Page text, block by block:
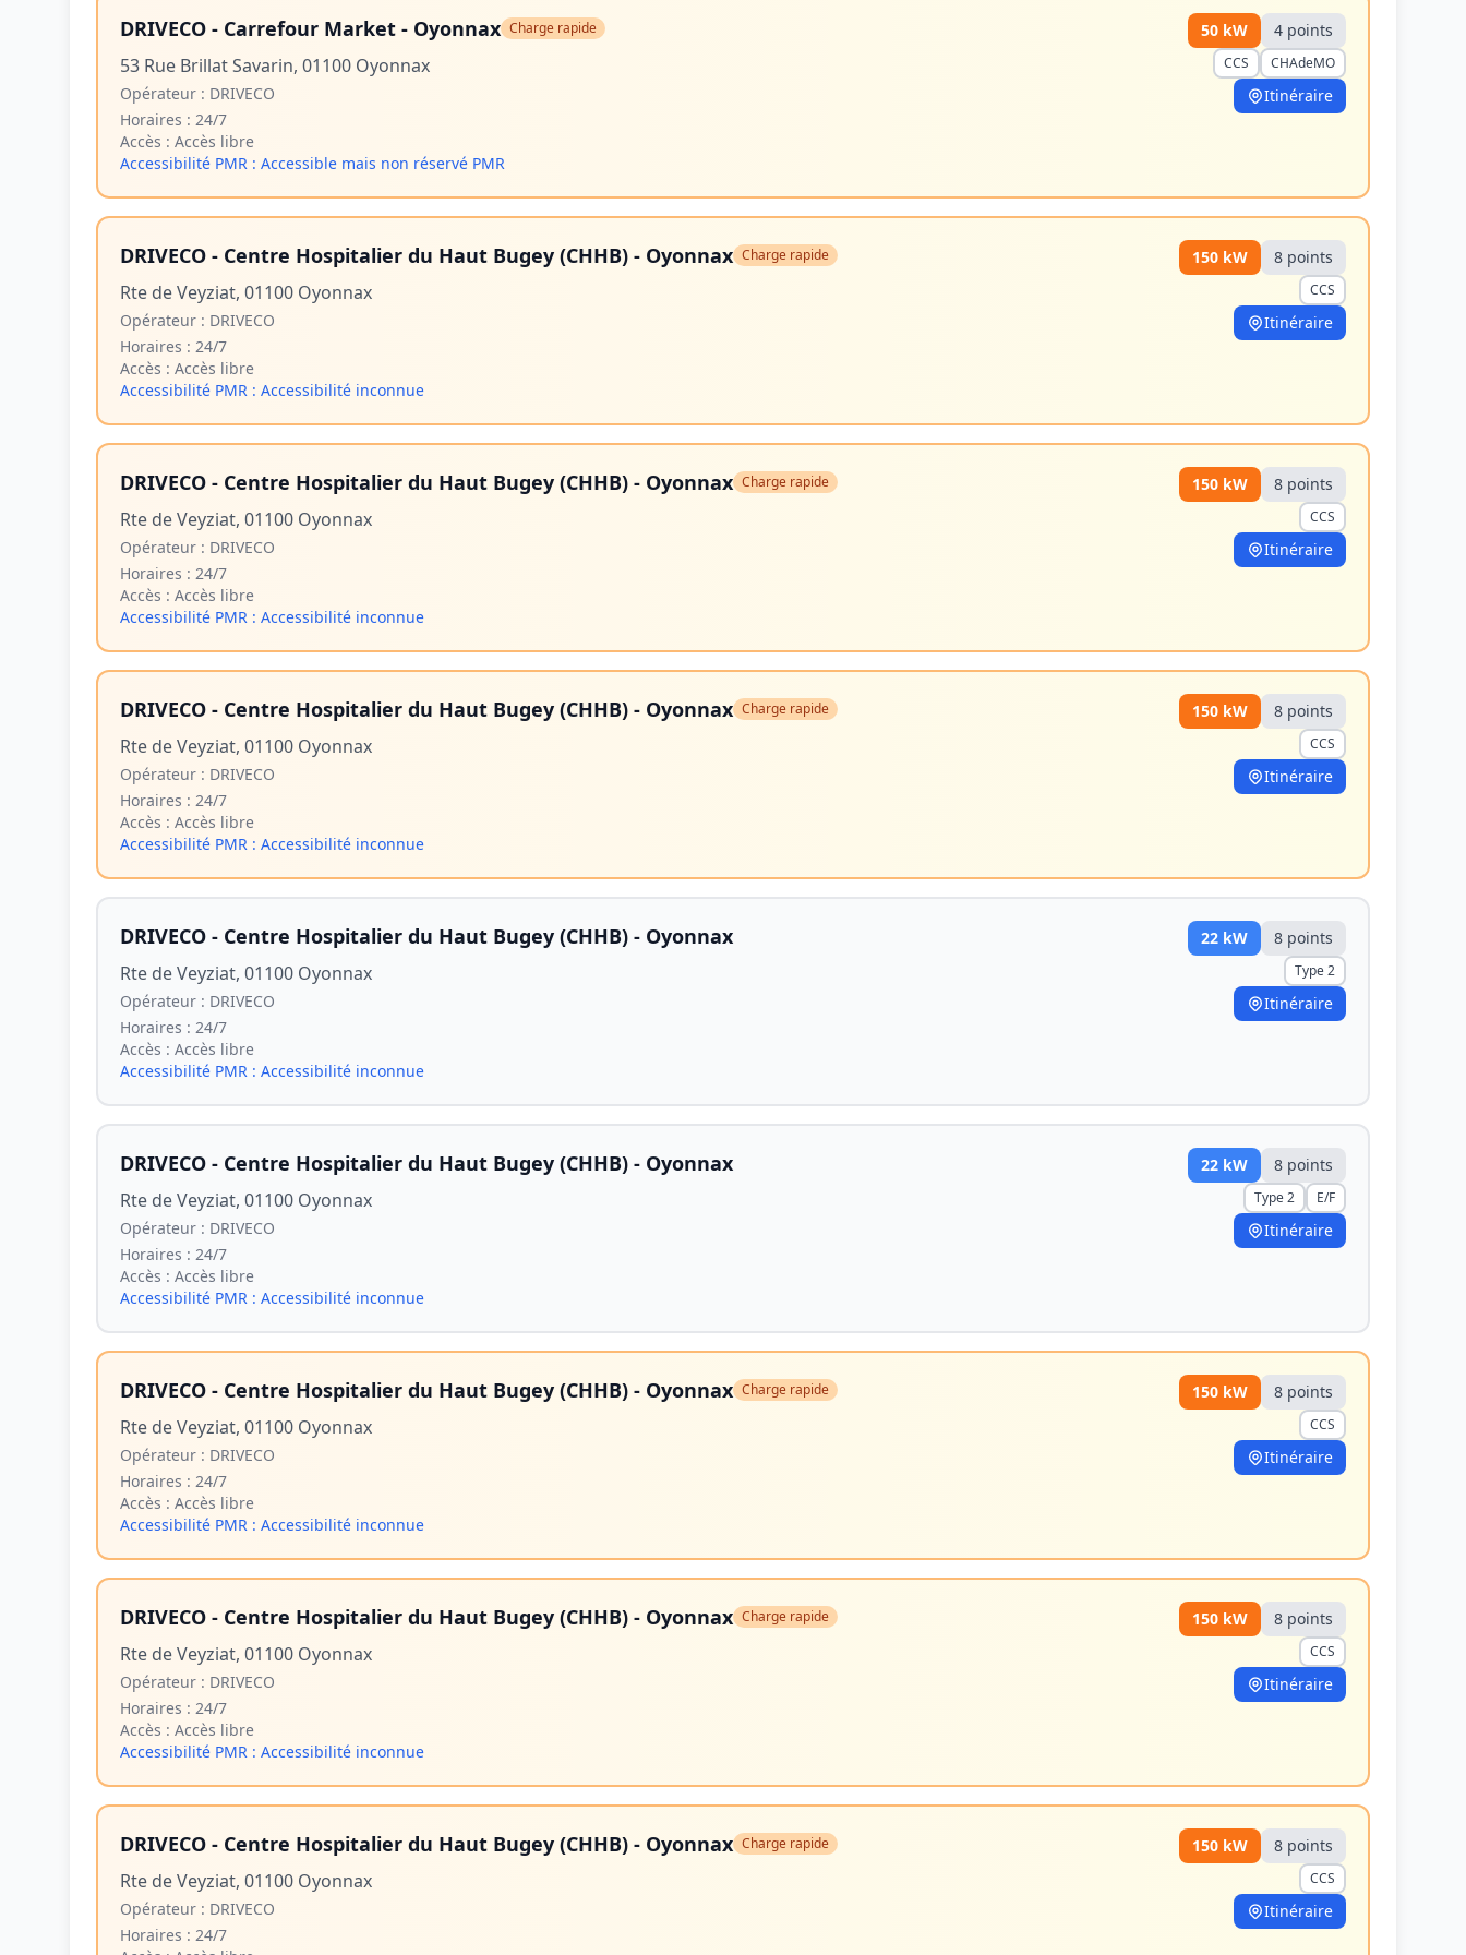
DRIVECO - Carrefour Market - Oyonnax Charge rapide
53 Rue Brillat Savarin, 01100 Oyonnax
Opérateur : DRIVECO
Horaires : 24/7
Accès : Accès libre
Accessibilité PMR : Accessible mais non réservé PMR
50 kW 4 points
CCS CHAdeMO
Itinéraire
DRIVECO - Centre Hospitalier du Haut Bugey (CHHB) - Oyonnax Charge rapide
Rte de Veyziat, 01100 Oyonnax
Opérateur : DRIVECO
Horaires : 24/7
Accès : Accès libre
Accessibilité PMR : Accessibilité inconnue
150 kW 8 points
CCS
Itinéraire
DRIVECO - Centre Hospitalier du Haut Bugey (CHHB) - Oyonnax Charge rapide
Rte de Veyziat, 01100 Oyonnax
Opérateur : DRIVECO
Horaires : 24/7
Accès : Accès libre
Accessibilité PMR : Accessibilité inconnue
150 kW 8 points
CCS
Itinéraire
DRIVECO - Centre Hospitalier du Haut Bugey (CHHB) - Oyonnax Charge rapide
Rte de Veyziat, 01100 Oyonnax
Opérateur : DRIVECO
Horaires : 24/7
Accès : Accès libre
Accessibilité PMR : Accessibilité inconnue
150 kW 8 points
CCS
Itinéraire
DRIVECO - Centre Hospitalier du Haut Bugey (CHHB) - Oyonnax
Rte de Veyziat, 01100 Oyonnax
Opérateur : DRIVECO
Horaires : 24/7
Accès : Accès libre
Accessibilité PMR : Accessibilité inconnue
22 kW 8 points
Type 2
Itinéraire
DRIVECO - Centre Hospitalier du Haut Bugey (CHHB) - Oyonnax
Rte de Veyziat, 01100 Oyonnax
Opérateur : DRIVECO
Horaires : 24/7
Accès : Accès libre
Accessibilité PMR : Accessibilité inconnue
22 kW 8 points
Type 2 E/F
Itinéraire
DRIVECO - Centre Hospitalier du Haut Bugey (CHHB) - Oyonnax Charge rapide
Rte de Veyziat, 01100 Oyonnax
Opérateur : DRIVECO
Horaires : 24/7
Accès : Accès libre
Accessibilité PMR : Accessibilité inconnue
150 kW 8 points
CCS
Itinéraire
DRIVECO - Centre Hospitalier du Haut Bugey (CHHB) - Oyonnax Charge rapide
Rte de Veyziat, 01100 Oyonnax
Opérateur : DRIVECO
Horaires : 24/7
Accès : Accès libre
Accessibilité PMR : Accessibilité inconnue
150 kW 8 points
CCS
Itinéraire
DRIVECO - Centre Hospitalier du Haut Bugey (CHHB) - Oyonnax Charge rapide
Rte de Veyziat, 01100 Oyonnax
Opérateur : DRIVECO
Horaires : 24/7
150 kW 8 points
CCS
Itinéraire